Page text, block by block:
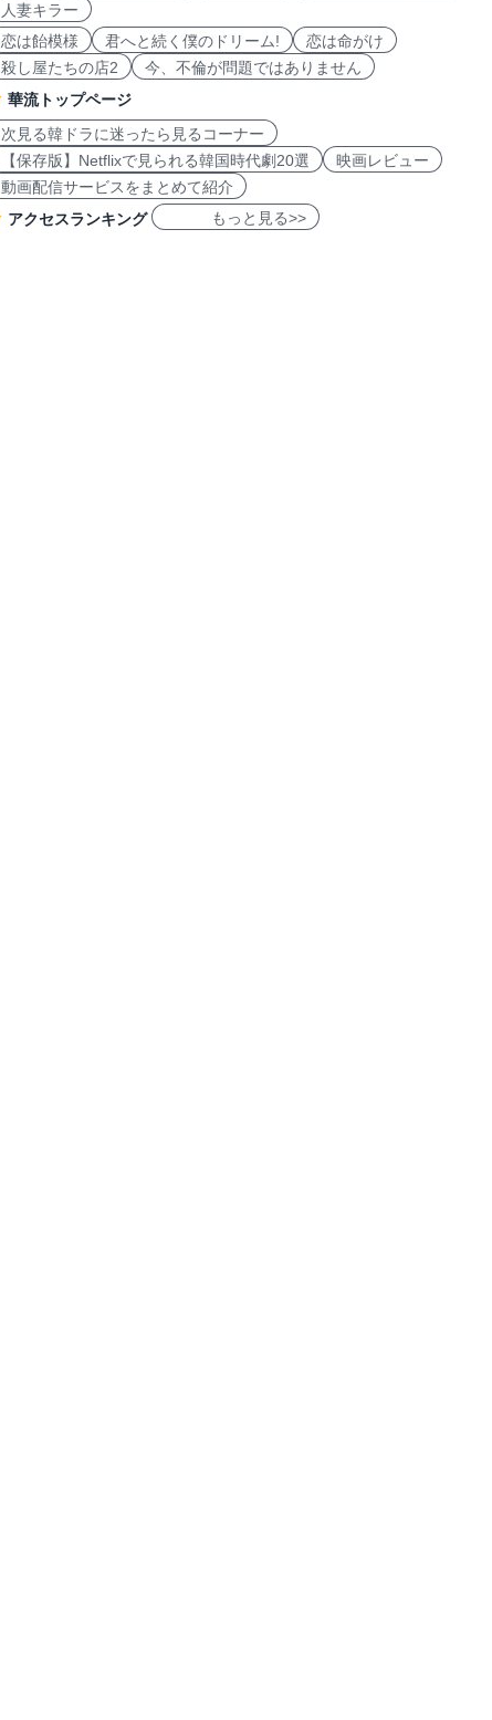
人妻キラー
恋は飴模様
君へと続く僕のドリーム!
恋は命がけ
殺し屋たちの店2
今、不倫が問題ではありません
華流トップページ
次見る韓ドラに迷ったら見るコーナー
【保存版】Netflixで見られる韓国時代劇20選
映画レビュー
動画配信サービスをまとめて紹介
アクセスランキング
もっと見る>>